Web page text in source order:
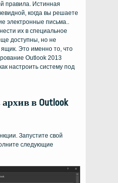
правила. Истинная
когда вы решаете
электронные письма..
их в специальное
доступны, но не
Это именно то, что
Outlook 2013
настроить систему под
в Outlook
Запустите свой
следующие